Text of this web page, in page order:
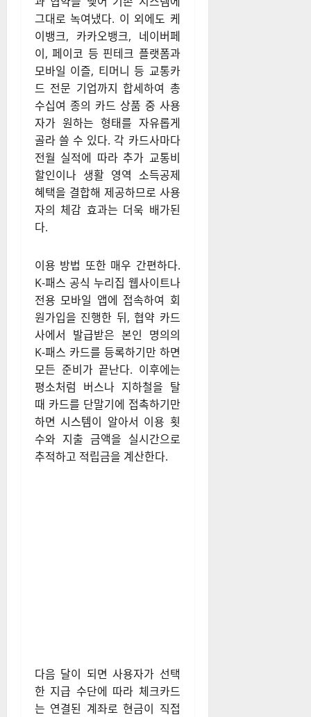
그대로 녹여냈다. 이 외에도 케
이뱅크, 카카오뱅크, 네이버페
이, 페이코 등 핀테크 플랫폼과
모바일 이즐, 티머니 등 교통카
드 전문 기업까지 합세하여 총
수십여 종의 카드 상품 중 사용
자가 원하는 형태를 자유롭게
골라 쓸 수 있다. 각 카드사마다
전월 실적에 따라 추가 교통비
할인이나 생활 영역 소득공제
혜택을 결합해 제공하므로 사용
자의 체감 효과는 더욱 배가된
다.
이용 방법 또한 매우 간편하다.
K-패스 공식 누리집 웹사이트나
전용 모바일 앱에 접속하여 회
원가입을 진행한 뒤, 협약 카드
사에서 발급받은 본인 명의의
K-패스 카드를 등록하기만 하면
모든 준비가 끝난다. 이후에는
평소처럼 버스나 지하철을 탈
때 카드를 단말기에 접촉하기만
하면 시스템이 알아서 이용 횟
수와 지출 금액을 실시간으로
추적하고 적립금을 계산한다.
다음 달이 되면 사용자가 선택
한 지급 수단에 따라 체크카드
는 연결된 계좌로 현금이 직접